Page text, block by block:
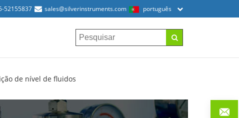
52155837 sales@silverinstruments.com português
de nível de fluidos